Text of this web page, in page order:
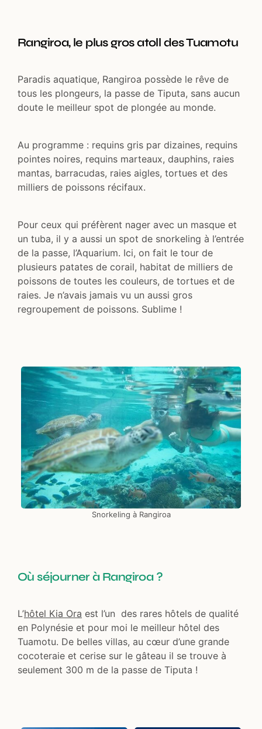
Rangiroa, le plus gros atoll des Tuamotu
Paradis aquatique, Rangiroa possède le rêve de
tous les plongeurs, la passe de Tiputa, sans aucun
doute le meilleur spot de plongée au monde.
Au programme : requins gris par dizaines, requins
pointes noires, requins marteaux, dauphins, raies
mantas, barracudas, raies aigles, tortues et des
milliers de poissons récifaux.
Pour ceux qui préfèrent nager avec un masque et
un tuba, il y a aussi un spot de snorkeling à l’entrée
de la passe, l’Aquarium. Ici, on fait le tour de
plusieurs patates de corail, habitat de milliers de
poissons de toutes les couleurs, de tortues et de
raies. Je n’avais jamais vu un aussi gros
regroupement de poissons. Sublime !
Snorkeling à Rangiroa
Où séjourner à Rangiroa ?
L’hôtel Kia Ora est l’un des rares hôtels de qualité
en Polynésie et pour moi le meilleur hôtel des
Tuamotu. De belles villas, au cœur d’une grande
cocoteraie et cerise sur le gâteau il se trouve à
seulement 300 m de la passe de Tiputa !